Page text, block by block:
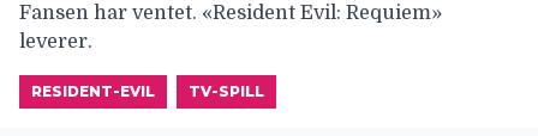
Fansen har ventet. «Resident Evil: Requiem»
leverer.
RESIDENT-EVIL TV-SPILL